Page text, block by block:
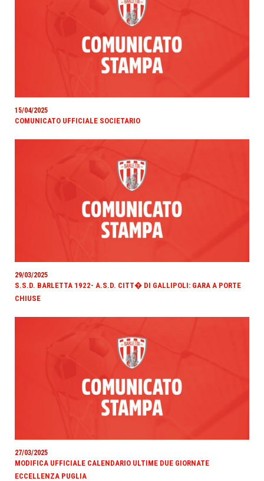
15/04/2025
COMUNICATO UFFICIALE SOCIETARIO
29/03/2025
S.S.D. BARLETTA 1922- A.S.D. CITT� DI GALLIPOLI: GARA A PORTE
CHIUSE
27/03/2025
MODIFICA UFFICIALE CALENDARIO ULTIME DUE GIORNATE
ECCELLENZA PUGLIA